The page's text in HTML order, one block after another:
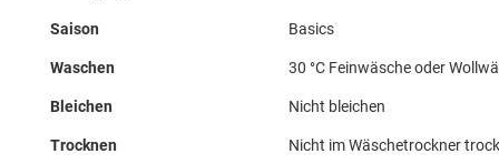
Saison Basics
Waschen 30 °C Feinwäsche oder
Bleichen Nicht bleichen
Trocknen Nicht im Wäschetrockner